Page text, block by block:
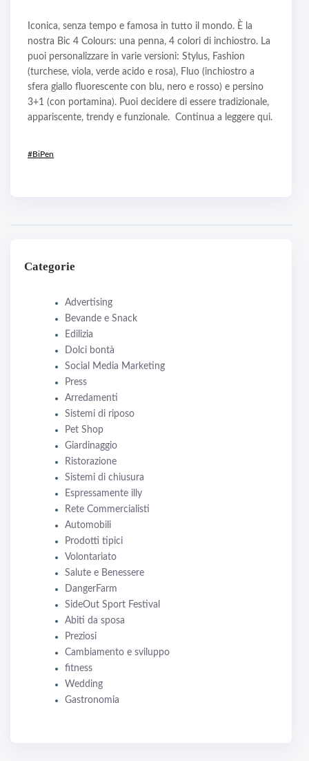
Iconica, senza tempo e famosa in tutto il mondo. È la
nostra Bic 4 Colours: una penna, 4 colori di inchiostro. La
puoi personalizzare in varie versioni: Stylus, Fashion
(turchese, viola, verde acido e rosa), Fluo (inchiostro a
sfera giallo fluorescente con blu, nero e rosso) e persino
3+1 (con portamina). Puoi decidere di essere tradizionale,
appariscente, trendy e funzionale. Continua a leggere qui.
#BiPen
Categorie
Advertising
Bevande e Snack
Edilizia
Dolci bontà
Social Media Marketing
Press
Arredamenti
Sistemi di riposo
Pet Shop
Giardinaggio
Ristorazione
Sistemi di chiusura
Espressamente illy
Rete Commercialisti
Automobili
Prodotti tipici
Volontariato
Salute e Benessere
DangerFarm
SideOut Sport Festival
Abiti da sposa
Preziosi
Cambiamento e sviluppo
fitness
Wedding
Gastronomia